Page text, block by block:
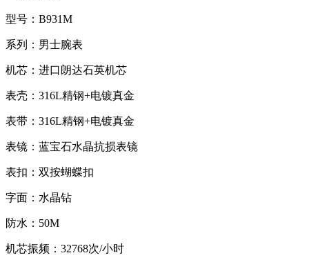
型号：B931M
系列：男士腕表
机芯：进口朗达石英机芯
表壳：316L精钢+电镀真金
表带：316L精钢+电镀真金
表镜：蓝宝石水晶抗损表镜
表扣：双按蝴蝶扣
字面：水晶钻
防水：50M
机芯振频：32768次/小时